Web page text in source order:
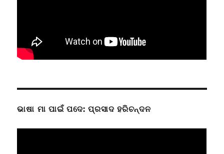
ଭାଷା ମା ପାଇଁ ପଦେ: ପ୍ରସାଦ ହରିଚନ୍ଦନ